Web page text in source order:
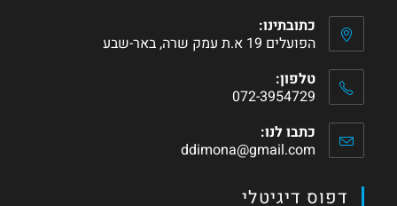
כתובתינו:
הפועלים 19 א.ת עמק שרה, באר-שבע
טלפון:
072-3954729
כתבו לנו:
ddimona@gmail.com
דפוס דיגיטלי